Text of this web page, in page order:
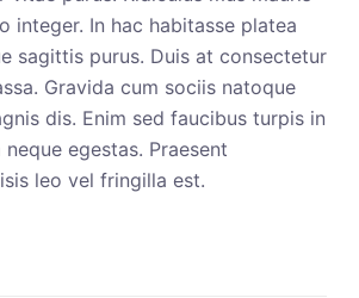
integer. In hac habitasse platea
sagittis purus. Duis at consectetur
Gravida cum sociis natoque
dis. Enim sed faucibus turpis in
egestas. Praesent
leo vel fringilla est.